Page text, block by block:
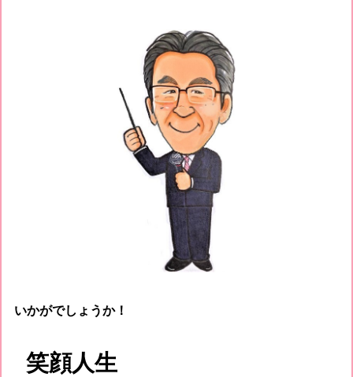
いかがでしょうか！
笑顔人生